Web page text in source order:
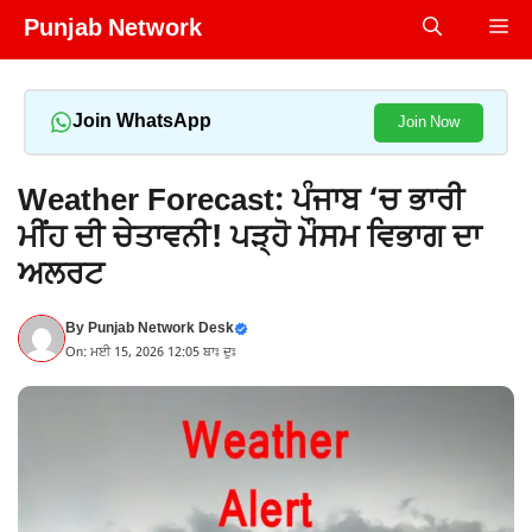
Skip
Punjab Network
Join WhatsApp Join Now
Weather Forecast: ਪੰਜਾਬ ‘ਚ ਭਾਰੀ
ਮੀਂਹ ਦੀ ਚੇਤਾਵਨੀ! ਪੜ੍ਹੋ ਮੌਸਮ ਵਿਭਾਗ ਦਾ
ਅਲਰਟ
ByPunjab Network Desk
On: ਮਈ 15, 2026 12:05 ਬਾਃ ਦੁਃ